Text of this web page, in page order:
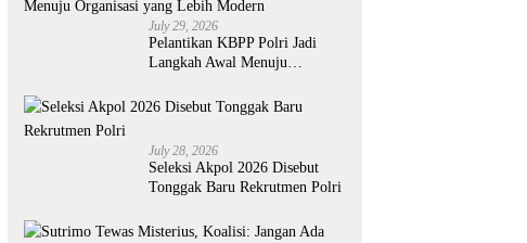
July 29, 2026
Pelantikan KBPP Polri Jadi
Langkah Awal Menuju
July 28, 2026
Seleksi Akpol 2026 Disebut
Tonggak Baru Rekrutmen Polri